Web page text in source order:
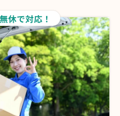
休で対応！